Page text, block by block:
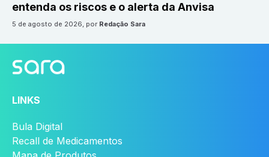
entenda os riscos e o alerta da Anvisa
5 de agosto de 2026, por Redação Sara
LINKS
Bula Digital
Recall de Medicamentos